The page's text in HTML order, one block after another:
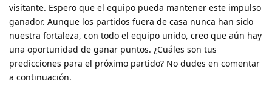
visitante. Espero que el equipo pueda mantener este impulso
ganador. Aunque los partidos fuera de casa nunca han sido
nuestra fortaleza, con todo el equipo unido, creo que aún hay
una oportunidad de ganar puntos. ¿Cuáles son tus
predicciones para el próximo partido? No dudes en comentar
a continuación.